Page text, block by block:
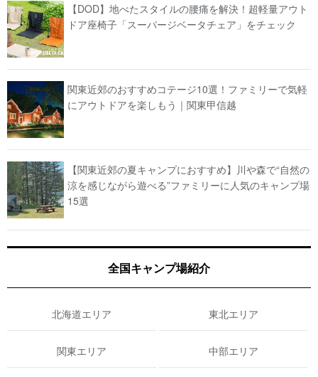
【DOD】地べたスタイルの腰痛を解決！超軽量アウト
ドア座椅子「スーパージベータチェア」をチェック
関東近郊のおすすめコテージ10選！ファミリーで気軽
にアウトドアを楽しもう｜関東甲信越
【関東近郊の夏キャンプにおすすめ】川や森で“自然の
涼を感じながら遊べる”ファミリーに人気のキャンプ場
15選
全国キャンプ場紹介
北海道エリア 東北エリア
関東エリア 中部エリア